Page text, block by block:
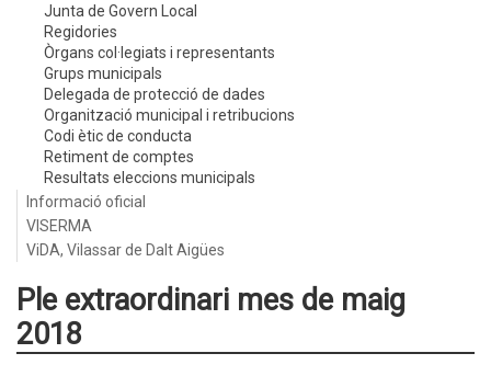
Junta de Govern Local
Regidories
Òrgans col·legiats i representants
Grups municipals
Delegada de protecció de dades
Organització municipal i retribucions
Codi ètic de conducta
Retiment de comptes
Resultats eleccions municipals
Informació oficial
VISERMA
ViDA, Vilassar de Dalt Aigües
Ple extraordinari mes de maig
2018